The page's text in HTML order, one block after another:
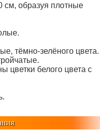
см, образуя плотные
тёмно-зелёного цвета.
цветки белого цвета с